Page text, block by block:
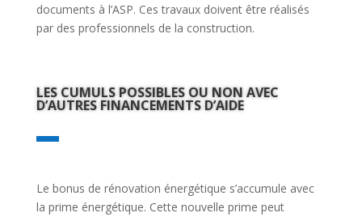
documents à l’ASP. Ces travaux doivent être réalisés
par des professionnels de la construction.
LES CUMULS POSSIBLES OU NON AVEC
D’AUTRES FINANCEMENTS D’AIDE
Le bonus de rénovation énergétique s’accumule avec
la prime énergétique. Cette nouvelle prime peut